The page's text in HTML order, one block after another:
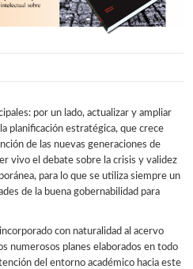
por un lado, actualizar y ampliar
planificación estratégica, que crece
de las nuevas generaciones de
vivo el debate sobre la crisis y validez
para lo que se utiliza siempre un
de la buena gobernabilidad para
con naturalidad al acervo
numerosos planes elaborados en todo
del entorno académico hacia este